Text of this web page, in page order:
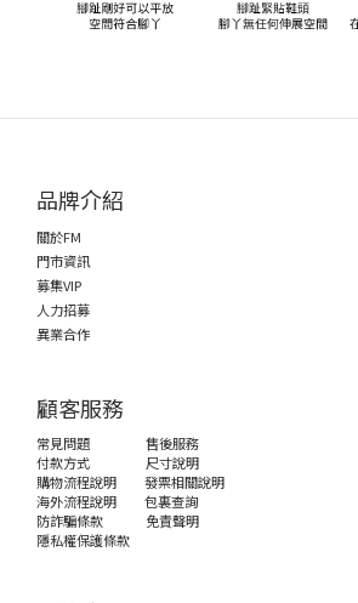
品牌介紹
關於FM
門市資訊
募集VIP
人力招募
異業合作
顧客服務
常見問題
售後服務
付款方式
尺寸說明
購物流程說明
發票相關說明
海外流程說明
包裏查詢
防詐騙條款
免責聲明
隱私權保護條款